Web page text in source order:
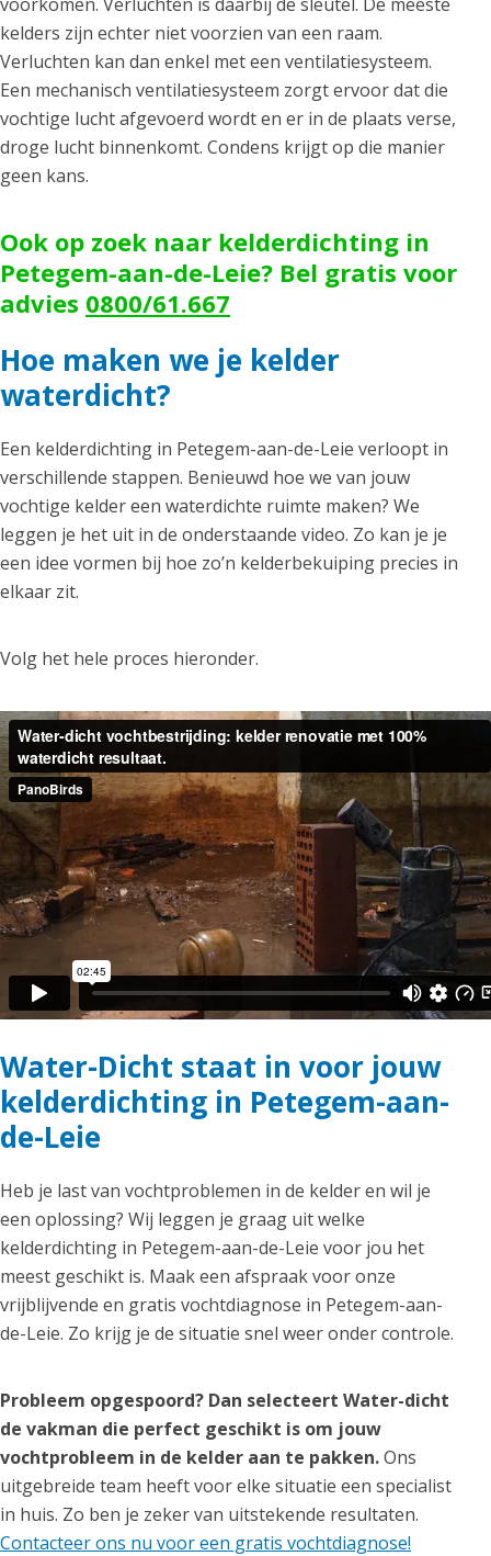
kelders zijn echter niet voorzien van een raam.
Verluchten kan dan enkel met een ventilatiesysteem.
Een mechanisch ventilatiesysteem zorgt ervoor dat die
vochtige lucht afgevoerd wordt en er in de plaats verse,
droge lucht binnenkomt. Condens krijgt op die manier
geen kans.
Ook op zoek naar kelderdichting in
Petegem-aan-de-Leie? Bel gratis voor
advies 0800/61.667
Hoe maken we je kelder
waterdicht?
Een kelderdichting in Petegem-aan-de-Leie verloopt in
verschillende stappen. Benieuwd hoe we van jouw
vochtige kelder een waterdichte ruimte maken? We
leggen je het uit in de onderstaande video. Zo kan je je
een idee vormen bij hoe zo’n kelderbekuiping precies in
elkaar zit.
Volg het hele proces hieronder.
Water-Dicht staat in voor jouw
kelderdichting in Petegem-aan-
de-Leie
Heb je last van vochtproblemen in de kelder en wil je
een oplossing? Wij leggen je graag uit welke
kelderdichting in Petegem-aan-de-Leie voor jou het
meest geschikt is. Maak een afspraak voor onze
vrijblijvende en gratis vochtdiagnose in Petegem-aan-
de-Leie. Zo krijg je de situatie snel weer onder controle.
Probleem opgespoord? Dan selecteert Water-dicht
de vakman die perfect geschikt is om jouw
vochtprobleem in de kelder aan te pakken.Ons
uitgebreide team heeft voor elke situatie een specialist
in huis. Zo ben je zeker van uitstekende resultaten.
Contacteer ons nu voor een gratis vochtdiagnose!